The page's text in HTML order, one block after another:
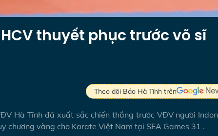
thuyết phục trước võ sĩ
Theo dõi Báo Hà Tĩnh trên
Hà Tĩnh đã xuất sắc chiến thắng trước VĐV người
chương vàng cho Karate Việt Nam tại SEA Games 31 .